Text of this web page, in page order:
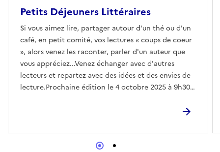
Petits Déjeuners Littéraires
Si vous aimez lire, partager autour d'un thé ou d'un
café, en petit comité, vos lectures « coups de coeur
», alors venez les raconter, parler d'un auteur que
vous appréciez...Venez échanger avec d'autres
lecteurs et repartez avec des idées et des envies de
lecture.Prochaine édition le 4 octobre 2025 à 9h30
au 05 65 22 49 67, mediathequemercues@gmail.com
9h-12h, mercredi 9h-12h et 15h-18h et jeudi 14h-
17h.E-mailmediathequemercues@gmail.com